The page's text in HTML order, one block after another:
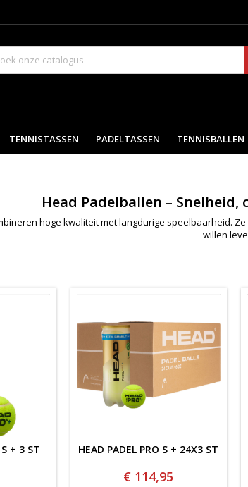
TENNISTASSEN PADELTASSEN TENNISBALLEN
Head Padelballen –
hoge kwaliteit met langdurige speelbaarheid.
willen
+ 3 ST HEAD PADEL PRO S + 24X3 ST
€ 114,95